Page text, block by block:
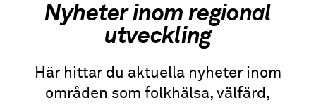
Nyheter inom regional
utveckling
Här hittar du aktuella nyheter inom
områden som folkhälsa, välfärd,